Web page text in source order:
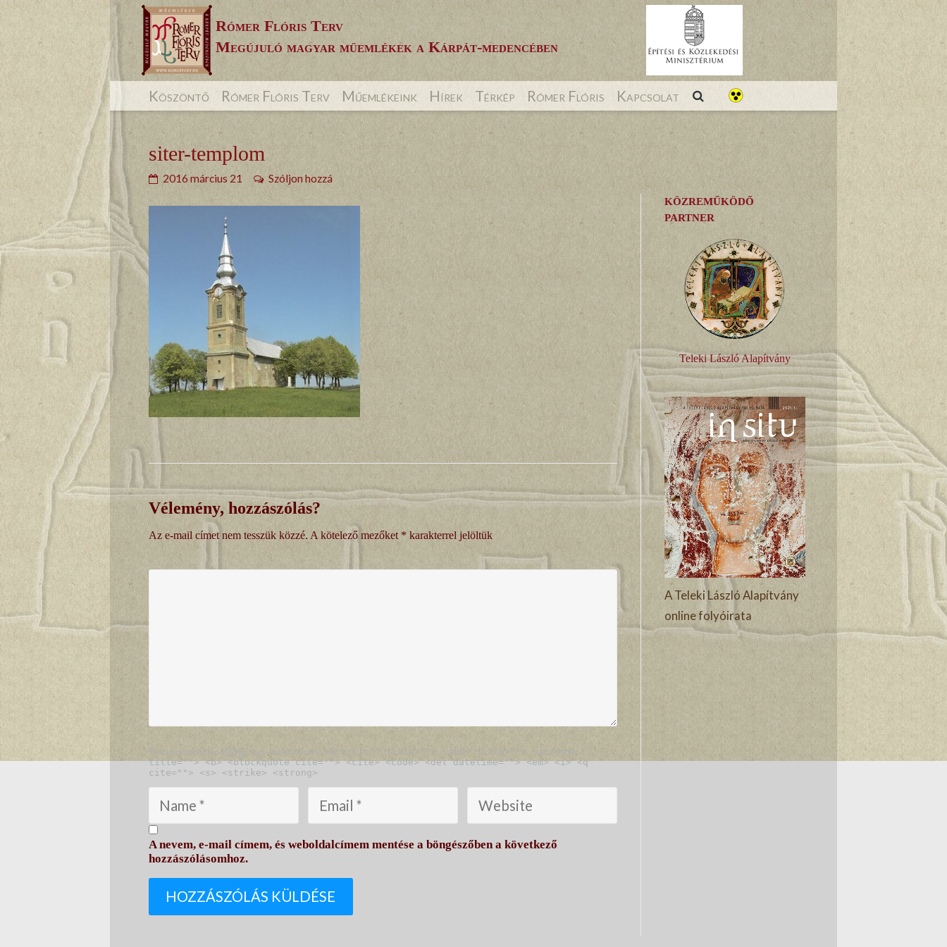
Skip
content
Rómer Flóris Terv
Megújuló magyar műemlékek a Kárpát-medencében
Köszöntő Rómer Flóris Terv Műemlékeink Hírek Térkép Rómer Flóris Kapcsolat
siter-templom
2016 március 21 Szóljon hozzá
Vélemény, hozzászólás?
Az e-mail címet nem tesszük közzé. A kötelező mezőket * karakterrel jelöltük
You may use these HTML tags and attributes: <a href="" title=""> <abbr title=""> <acronym
title=""> <b> <blockquote cite=""> <cite> <code> <del datetime=""> <em> <i> <q
cite=""> <s> <strike> <strong>
A nevem, e-mail címem, és weboldalcímem mentése a böngészőben a következő
hozzászólásomhoz.
KÖZREMŰKÖDŐ
PARTNER
Teleki László Alapítvány
A Teleki László Alapítvány
online folyóirata